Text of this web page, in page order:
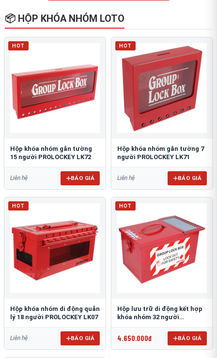
📦 HỘP KHÓA NHÓM LOTO
HOT
Hộp khóa nhóm gắn tường
15 người PROLOCKEY LK72
Liên hệ BÁO GIÁ
HOT
Hộp khóa nhóm gắn tường 7
người PROLOCKEY LK71
Liên hệ BÁO GIÁ
HOT
Hộp khóa nhóm di động quản
lý 18 người PROLOCKEY LK07
Liên hệ BÁO GIÁ
HOT
Hộp lưu trữ di động kết hợp
khóa nhóm 32 người
4.650.000đ BÁO GIÁ